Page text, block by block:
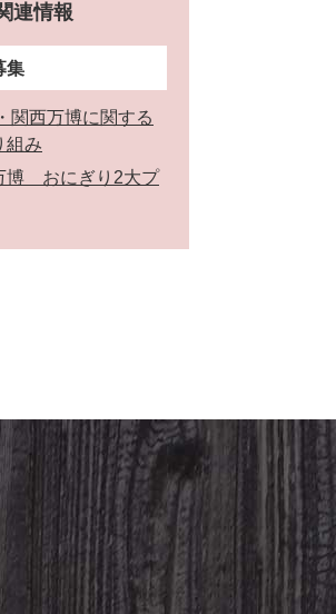
連情報
集
関西万博に関する
組み
博 おにぎり2大プ